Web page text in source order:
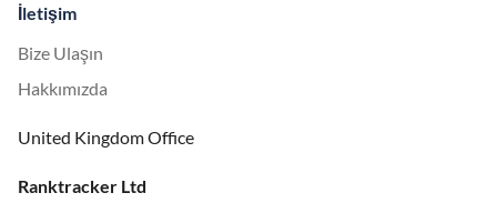
İletişim
Bize Ulaşın
Hakkımızda
United Kingdom Office
Ranktracker Ltd